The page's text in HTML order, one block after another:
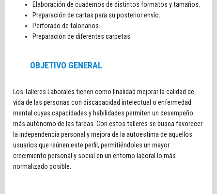
Elaboración de cuadernos de distintos formatos y tamaños.
Preparación de cartas para su posterior envío.
Perforado de talonarios.
Preparación de diferentes carpetas.
OBJETIVO GENERAL
Los Talleres Laborales tienen como finalidad mejorar la calidad de
vida de las personas con discapacidad intelectual o enfermedad
mental cuyas capacidades y habilidades permiten un desempeño
más autónomo de las tareas. Con estos talleres se busca favorecer
la independencia personal y mejora de la autoestima de aquellos
usuarios que reúnen este perfil, permitiéndoles un mayor
crecimiento personal y social en un entorno laboral lo más
normalizado posible.